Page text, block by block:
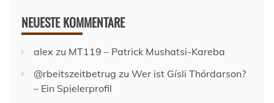
NEUESTE KOMMENTARE
alex zu MT119 – Patrick Mushatsi-Kareba
@rbeitszeitbetrug zu Wer ist Gísli Thórdarson?
– Ein Spielerprofil